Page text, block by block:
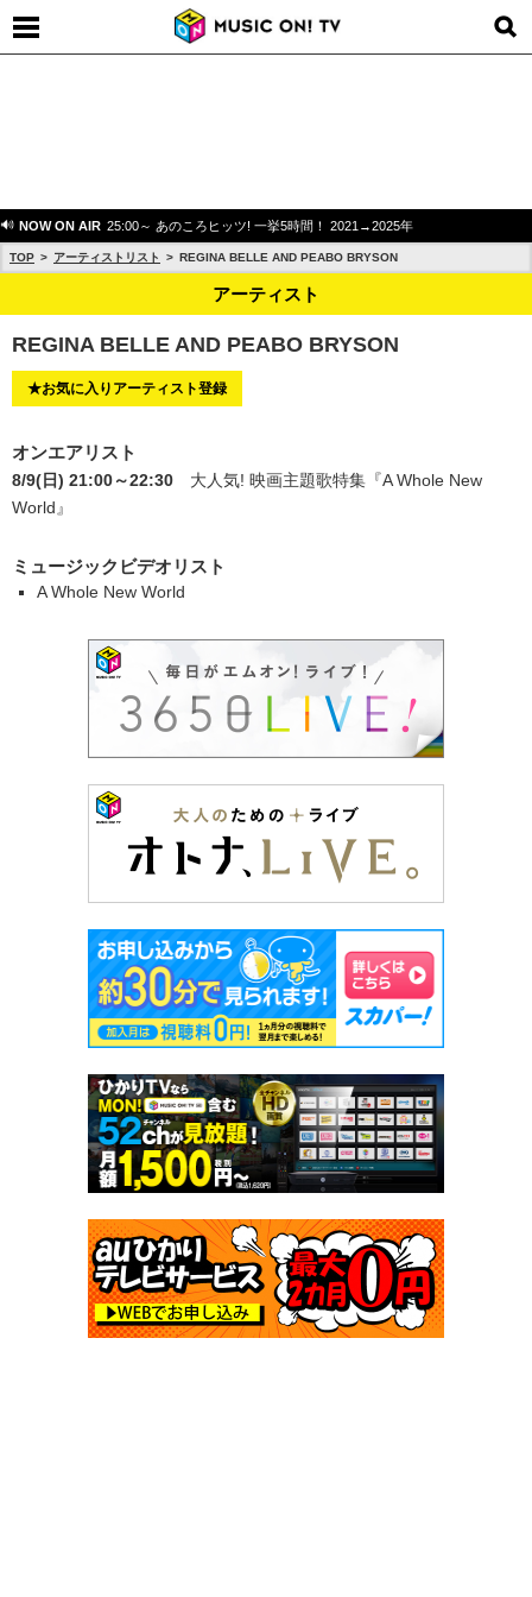
NOW ON AIR 25:00～ あのころヒッツ! 一挙5時間！ 2021→2025年
TOP アーティストリスト REGINA BELLE AND PEABO BRYSON
アーティスト
REGINA BELLE AND PEABO BRYSON
★お気に入りアーティスト登録
オンエアリスト
8/9(日) 21:00～22:30 大人気! 映画主題歌特集 『A Whole New
World』
ミュージックビデオリスト
A Whole New World